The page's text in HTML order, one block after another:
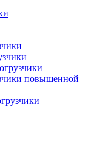
повышенной